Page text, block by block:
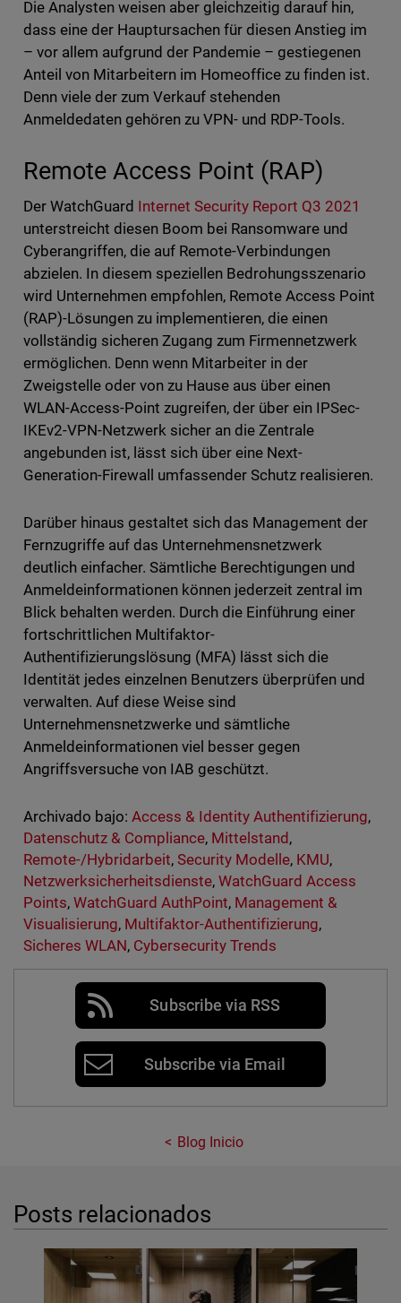
Die Analysten weisen aber gleichzeitig darauf hin,
dass eine der Hauptursachen für diesen Anstieg im
– vor allem aufgrund der Pandemie – gestiegenen
Anteil von Mitarbeitern im Homeoffice zu finden ist.
Denn viele der zum Verkauf stehenden
Anmeldedaten gehören zu VPN- und RDP-Tools.
Remote Access Point (RAP)
Der WatchGuard Internet Security Report Q3 2021
unterstreicht diesen Boom bei Ransomware und
Cyberangriffen, die auf Remote-Verbindungen
abzielen. In diesem speziellen Bedrohungsszenario
wird Unternehmen empfohlen, Remote Access Point
(RAP)-Lösungen zu implementieren, die einen
vollständig sicheren Zugang zum Firmennetzwerk
ermöglichen. Denn wenn Mitarbeiter in der
Zweigstelle oder von zu Hause aus über einen
WLAN-Access-Point zugreifen, der über ein IPSec-
IKEv2-VPN-Netzwerk sicher an die Zentrale
angebunden ist, lässt sich über eine Next-
Generation-Firewall umfassender Schutz realisieren.
Darüber hinaus gestaltet sich das Management der
Fernzugriffe auf das Unternehmensnetzwerk
deutlich einfacher. Sämtliche Berechtigungen und
Anmeldeinformationen können jederzeit zentral im
Blick behalten werden. Durch die Einführung einer
fortschrittlichen Multifaktor-
Authentifizierungslösung (MFA) lässt sich die
Identität jedes einzelnen Benutzers überprüfen und
verwalten. Auf diese Weise sind
Unternehmensnetzwerke und sämtliche
Anmeldeinformationen viel besser gegen
Angriffsversuche von IAB geschützt.
Archivado bajo: Access & Identity Authentifizierung,
Datenschutz & Compliance, Mittelstand ,
Remote-/Hybridarbeit, Security Modelle, KMU,
Netzwerksicherheitsdienste, WatchGuard Access
Points, WatchGuard AuthPoint, Management &
Visualisierung, Multifaktor-Authentifizierung,
Sicheres WLAN, Cybersecurity Trends
Subscribe via RSS
Subscribe via Email
Blog Inicio
Posts relacionados